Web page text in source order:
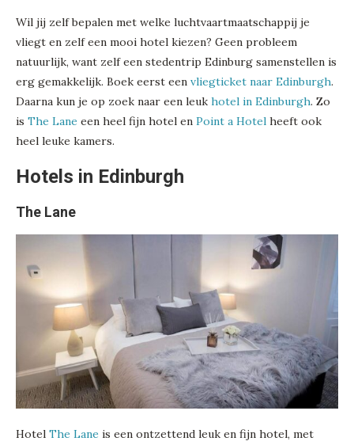
Wil jij zelf bepalen met welke luchtvaartmaatschappij je
vliegt en zelf een mooi hotel kiezen? Geen probleem
natuurlijk, want zelf een stedentrip Edinburg samenstellen is
erg gemakkelijk. Boek eerst een vliegticket naar Edinburgh.
Daarna kun je op zoek naar een leuk hotel in Edinburgh. Zo
is The Lane een heel fijn hotel en Point a Hotel heeft ook
heel leuke kamers.
Hotels in Edinburgh
The Lane
Hotel The Lane is een ontzettend leuk en fijn hotel, met